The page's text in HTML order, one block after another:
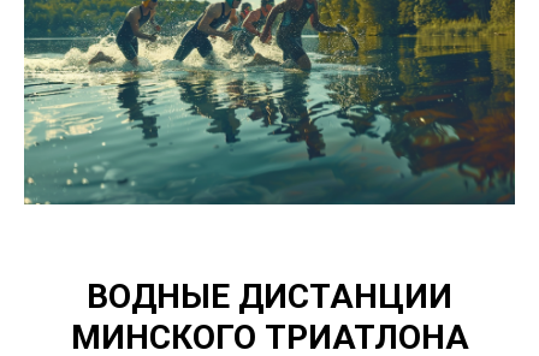
ВОДНЫЕ ДИСТАНЦИИ
МИНСКОГО ТРИАТЛОНА